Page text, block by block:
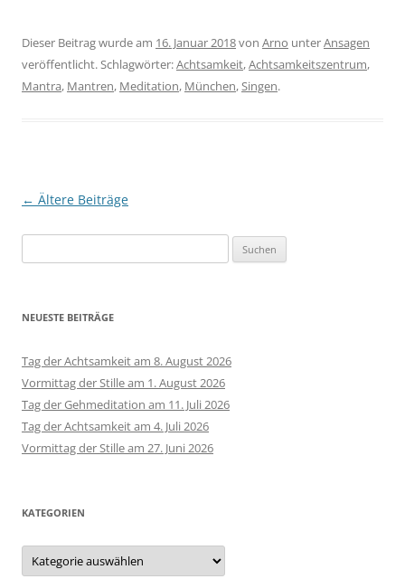
Dieser Beitrag wurde am 16. Januar 2018von Arno unterAnsagen
veröffentlicht. Schlagwörter:Achtsamkeit,Achtsamkeitszentrum,
Mantra, Mantren, Meditation, München,Singen.
Beitragsnavigation
← Ältere Beiträge
nach:
NEUESTE BEITRÄGE
Tag der Achtsamkeit am 8. August 2026
Vormittag der Stille am 1. August 2026
Tag der Gehmeditation am 11. Juli 2026
Tag der Achtsamkeit am 4. Juli 2026
Vormittag der Stille am 27. Juni 2026
KATEGORIEN
Kategorien